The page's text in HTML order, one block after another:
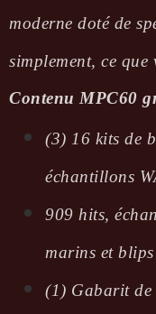
moderne doté de
simplement, ce que
Contenu MPC60
(3) 16 kits de
échantillons
909 hits,
marins et blips
(1) Gabarit